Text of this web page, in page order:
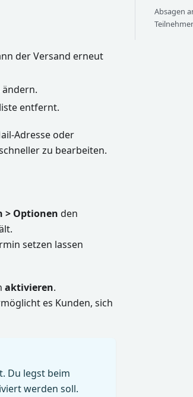
der Versand erneut
entfernt.
Adresse oder
zu bearbeiten.
> Optionen den
setzen lassen
aktivieren.
es Kunden, sich
Du legst beim
werden soll.
Absagen
Teilnehmer